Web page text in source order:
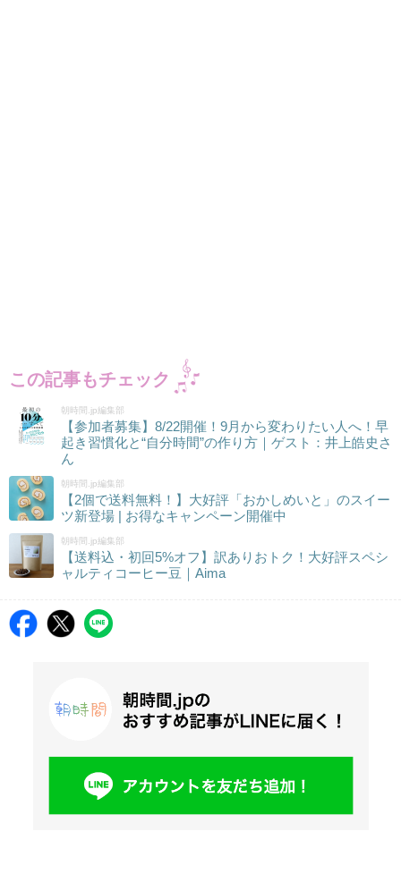
この記事もチェック
朝時間.jp編集部
【参加者募集】8/22開催！9月から変わりたい人へ！早
起き習慣化と“自分時間”の作り方｜ゲスト：井上皓史さ
ん
朝時間.jp編集部
【2個で送料無料！】大好評「おかしめいと」のスイー
ツ新登場 | お得なキャンペーン開催中
朝時間.jp編集部
【送料込・初回5%オフ】訳ありおトク！大好評スペシ
ャルティコーヒー豆｜Aima